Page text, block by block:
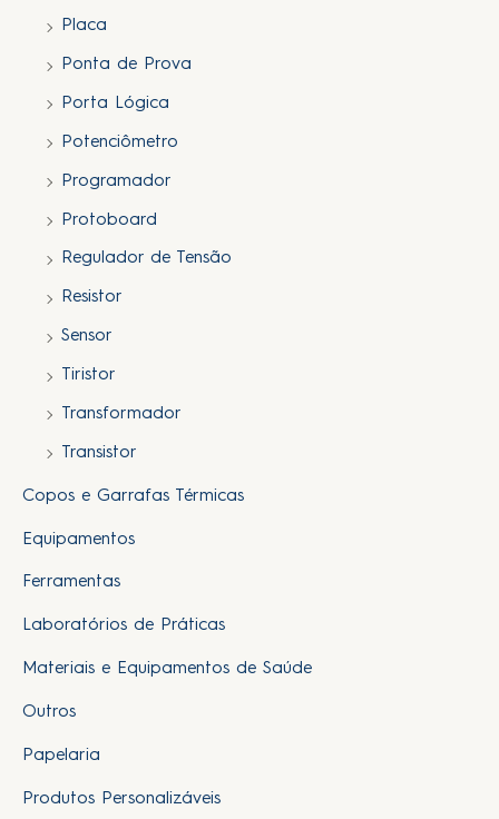
Placa
Ponta de Prova
Porta Lógica
Potenciômetro
Programador
Protoboard
Regulador de Tensão
Resistor
Sensor
Tiristor
Transformador
Transistor
Copos e Garrafas Térmicas
Equipamentos
Ferramentas
Laboratórios de Práticas
Materiais e Equipamentos de Saúde
Outros
Papelaria
Produtos Personalizáveis